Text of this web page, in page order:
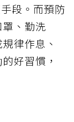
段。而預防
、勤洗
律作息、
好習慣，